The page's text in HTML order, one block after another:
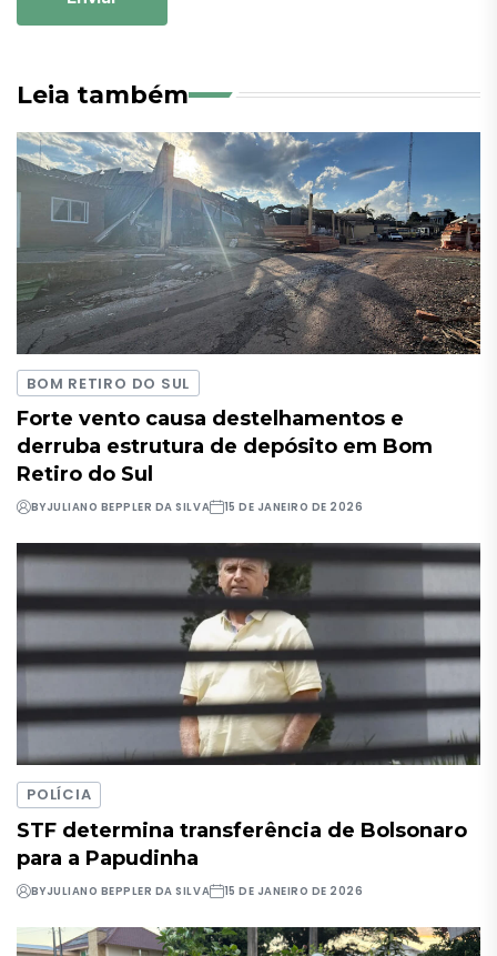
Leia também
BOM RETIRO DO SUL
Forte vento causa destelhamentos e
derruba estrutura de depósito em Bom
Retiro do Sul
BYJULIANO BEPPLER DA SILVA 15 DE JANEIRO DE 2026
POLÍCIA
STF determina transferência de Bolsonaro
para a Papudinha
BYJULIANO BEPPLER DA SILVA 15 DE JANEIRO DE 2026